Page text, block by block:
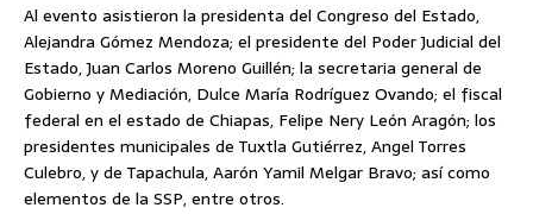
Al evento asistieron la presidenta del Congreso del Estado,
Alejandra Gómez Mendoza; el presidente del Poder Judicial del
Estado, Juan Carlos Moreno Guillén; la secretaria general de
Gobierno y Mediación, Dulce María Rodríguez Ovando; el fiscal
federal en el estado de Chiapas, Felipe Nery León Aragón; los
presidentes municipales de Tuxtla Gutiérrez, Angel Torres
Culebro, y de Tapachula, Aarón Yamil Melgar Bravo; así como
elementos de la SSP, entre otros.